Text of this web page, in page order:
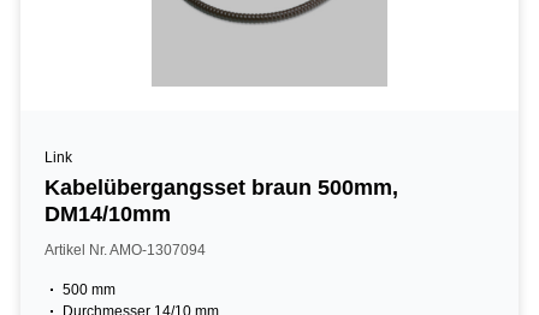
Link
Kabelübergangsset braun 500mm,
DM14/10mm
Artikel Nr. AMO-1307094
500 mm
Durchmesser 14/10 mm